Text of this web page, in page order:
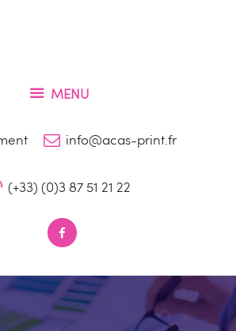
MENU
info@acas-print.fr
(+33) (0)3 87 51 21 22
de vos supports de communication à Metz